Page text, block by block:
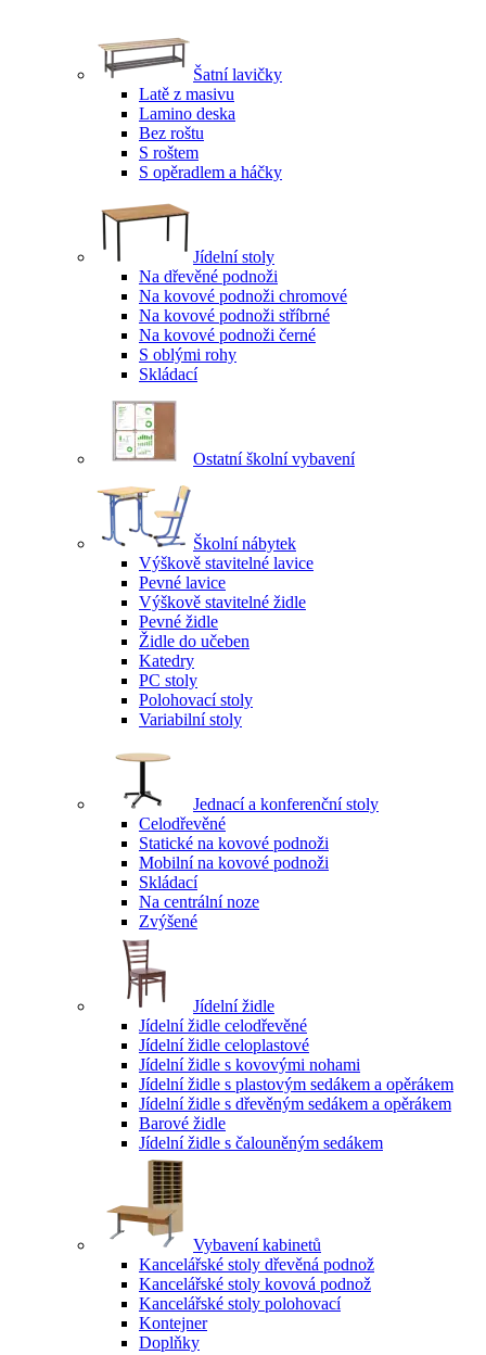
Šatní lavičky
Latě z masivu
Lamino deska
Bez roštu
S roštem
S opěradlem a háčky
Jídelní stoly
Na dřevěné podnoži
Na kovové podnoži chromové
Na kovové podnoži stříbrné
Na kovové podnoži černé
S oblými rohy
Skládací
Ostatní školní vybavení
Školní nábytek
Výškově stavitelné lavice
Pevné lavice
Výškově stavitelné židle
Pevné židle
Židle do učeben
Katedry
PC stoly
Polohovací stoly
Variabilní stoly
Jednací a konferenční stoly
Celodřevěné
Statické na kovové podnoži
Mobilní na kovové podnoži
Skládací
Na centrální noze
Zvýšené
Jídelní židle
Jídelní židle celodřevěné
Jídelní židle celoplastové
Jídelní židle s kovovými nohami
Jídelní židle s plastovým sedákem a opěrákem
Jídelní židle s dřevěným sedákem a opěrákem
Barové židle
Jídelní židle s čalouněným sedákem
Vybavení kabinetů
Kancelářské stoly dřevěná podnož
Kancelářské stoly kovová podnož
Kancelářské stoly polohovací
Kontejner
Doplňky